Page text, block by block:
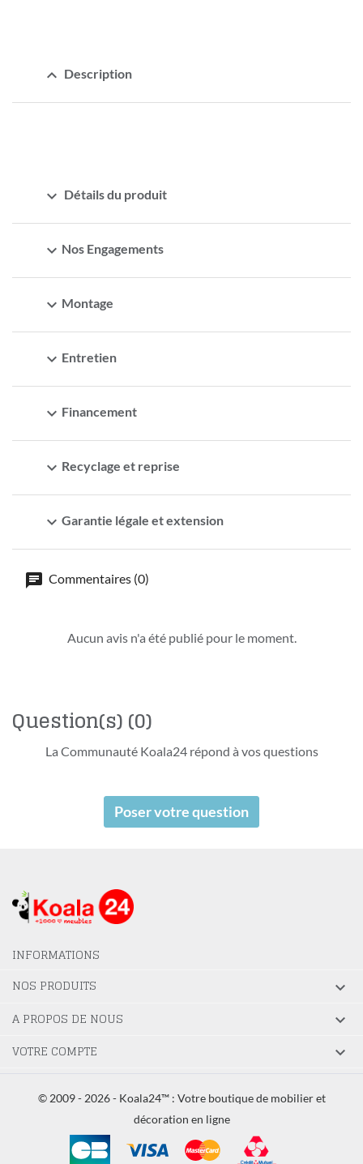
expand_less Description
expand_more Détails du produit
expand_more Nos Engagements
expand_more Montage
expand_more Entretien
expand_more Financement
expand_more Recyclage et reprise
expand_more Garantie légale et extension
Commentaires (0)
Aucun avis n'a été publié pour le moment.
Question(s)(0)
La Communauté Koala24 répond à vos questions
Poser votre question
INFORMATIONS
NOS PRODUITS

A PROPOS DE NOUS 
VOTRE COMPTE 
© 2009 - 2026 - Koala24™ : Votre boutique de mobilier et
décoration en ligne